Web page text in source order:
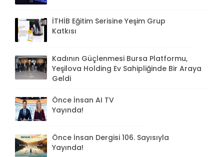
İTHİB Eğitim Serisine Yeşim Grup
Katkısı
Kadının Güçlenmesi Bursa Platformu,
Yeşilova Holding Ev Sahipliğinde Bir Araya
Geldi
Önce İnsan AI TV
Yayında!
Önce İnsan Dergisi 106. Sayısıyla
Yayında!